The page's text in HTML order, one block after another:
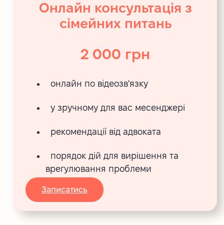
Онлайн консультація з
сімейних питань
2 000 грн
онлайн по відеозв'язку
у зручному для вас месенджері
рекомендації від адвоката
порядок дій для вирішення та
врегулювання проблеми
Записатись